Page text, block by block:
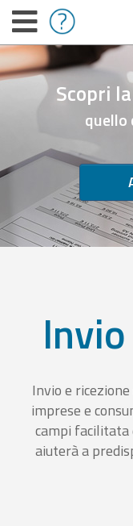
Scopri
quello
Invio e
imprese e
campi facilitata
aiuterà a